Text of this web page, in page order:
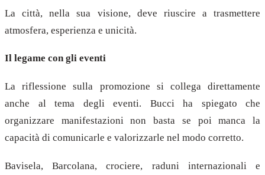
La città, nella sua visione, deve riuscire a trasmettere
atmosfera, esperienza e unicità.
Il legame con gli eventi
La riflessione sulla promozione si collega direttamente
anche al tema degli eventi. Bucci ha spiegato che
organizzare manifestazioni non basta se poi manca la
capacità di comunicarle e valorizzarle nel modo corretto.
Bavisela, Barcolana, crociere, raduni internazionali e